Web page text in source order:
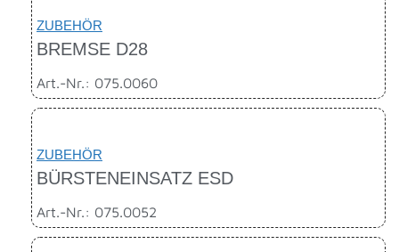
ZUBEHÖR
BREMSE D28
Art.-Nr.: 075.0060
ZUBEHÖR
BÜRSTENEINSATZ ESD
Art.-Nr.: 075.0052